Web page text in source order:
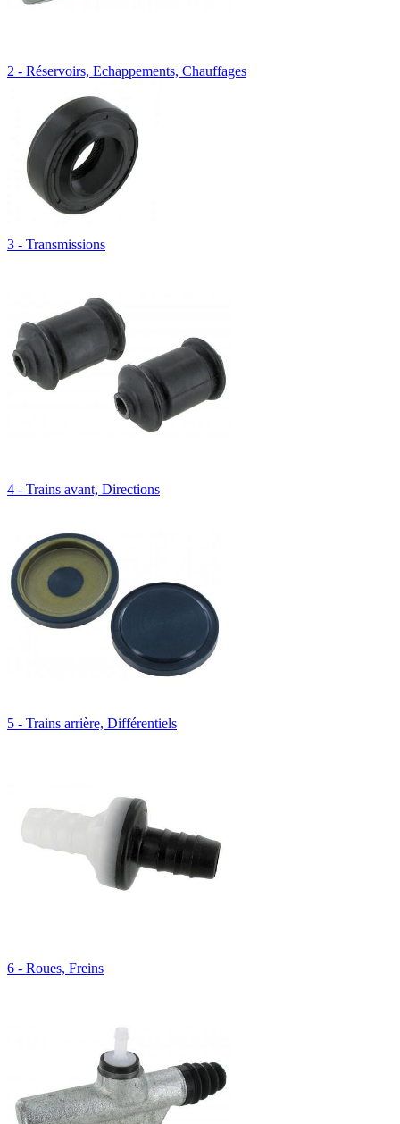
2 - Réservoirs, Echappements, Chauffages
3 - Transmissions
4 - Trains avant, Directions
5 - Trains arrière, Différentiels
6 - Roues, Freins